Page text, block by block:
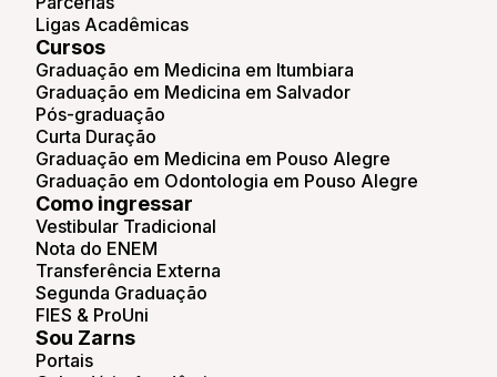
Ligas Acadêmicas
Cursos
Graduação em Medicina em Itumbiara
Graduação em Medicina em Salvador
Pós-graduação
Curta Duração
Graduação em Medicina em Pouso Alegre
Graduação em Odontologia em Pouso Alegre
Como ingressar
Vestibular Tradicional
Nota do ENEM
Transferência Externa
Segunda Graduação
FIES & ProUni
Sou Zarns
Portais